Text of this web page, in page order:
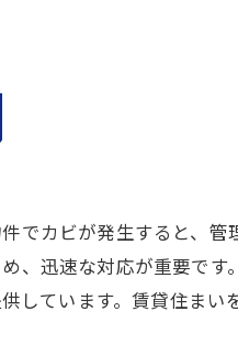
でカビが発生すると、管
、迅速な対応が重要です
しています。賃貸住まい